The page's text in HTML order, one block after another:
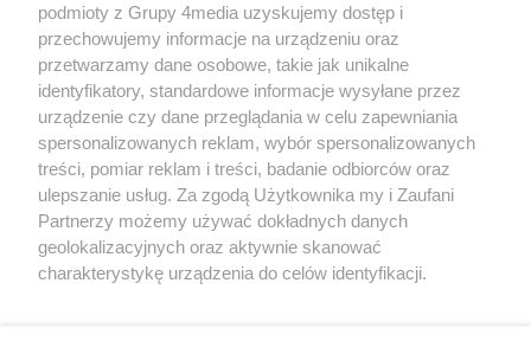
Redakcja Reklama Prywatność
Praca Łódź
the:protocol
podmioty z Grupy 4media uzyskujemy dostęp i
przechowujemy informacje na urządzeniu oraz
przetwarzamy dane osobowe, takie jak unikalne
identyfikatory, standardowe informacje wysyłane przez
urządzenie czy dane przeglądania w celu zapewniania
spersonalizowanych reklam, wybór spersonalizowanych
treści, pomiar reklam i treści, badanie odbiorców oraz
ulepszanie usług. Za zgodą Użytkownika my i Zaufani
Partnerzy możemy używać dokładnych danych
geolokalizacyjnych oraz aktywnie skanować
charakterystykę urządzenia do celów identyfikacji.